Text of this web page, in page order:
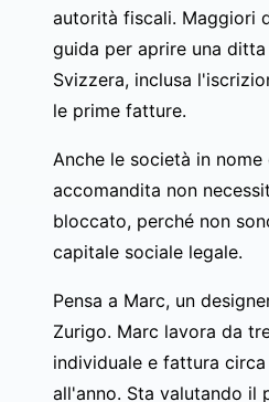
autorità fiscali. Maggiori
guida per aprire una
Svizzera, inclusa
le prime fatture.
Anche le società in
accomandita non
bloccato, perché non
capitale sociale legale.
Pensa a Marc, un
Zurigo. Marc lavora da
individuale e fattura
all'anno. Sta valutando il